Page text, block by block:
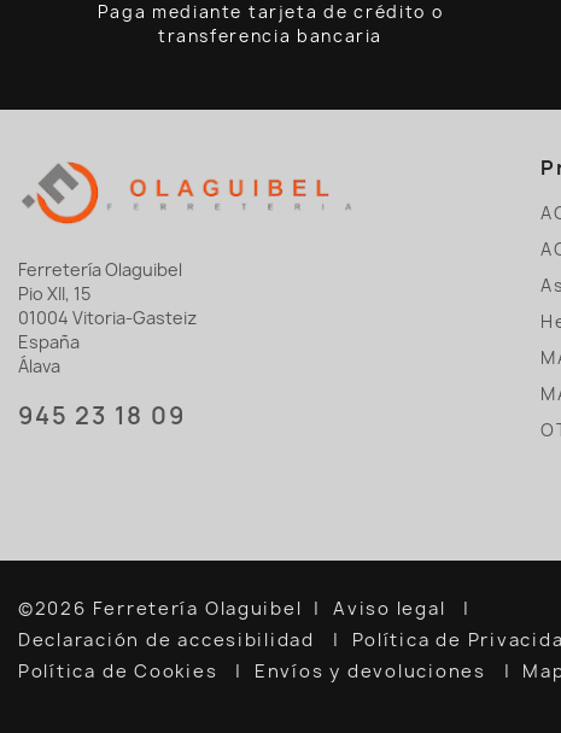
Paga mediante tarjeta de crédito o
transferencia bancaria
Ferretería Olaguibel
Pio XII, 15
01004 Vitoria-Gasteiz
España
Álava
945 23 18 09
©2026 Ferretería Olaguibel
Aviso legal
Declaración de accesibilidad
Política de
Política de Cookies
Envíos y devoluciones